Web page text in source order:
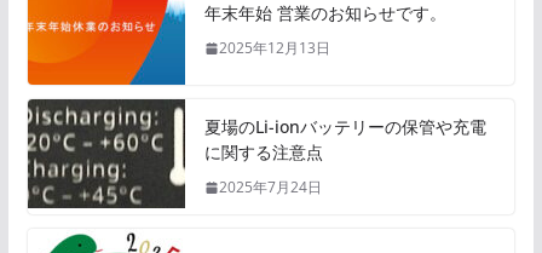
年末年始 営業のお知らせです。
2025年12月13日
夏場のLi-ionバッテリーの保管や充電
に関する注意点
2025年7月24日